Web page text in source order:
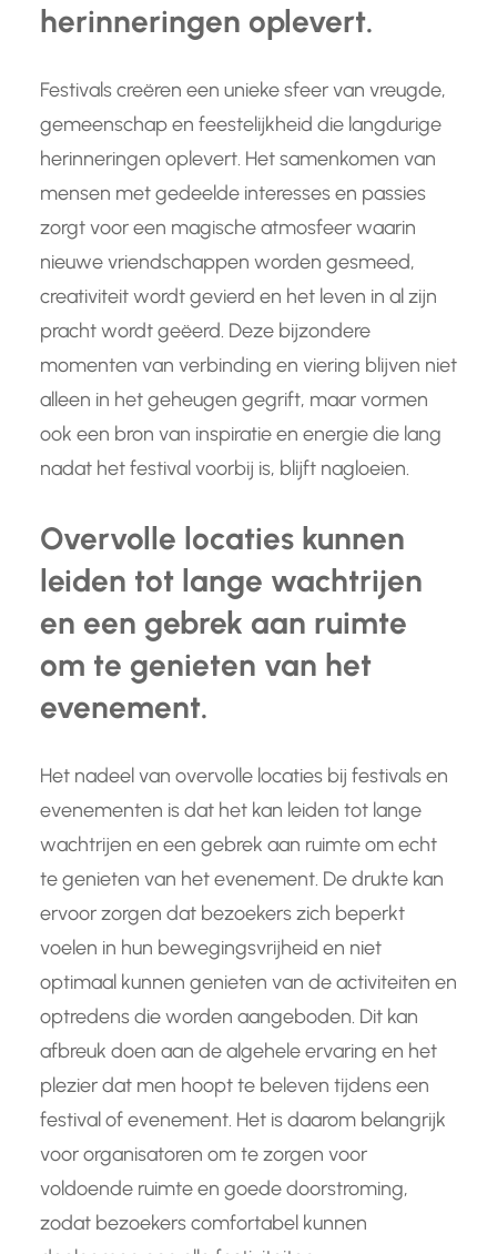
herinneringen oplevert.
Festivals creëren een unieke sfeer van vreugde,
gemeenschap en feestelijkheid die langdurige
herinneringen oplevert. Het samenkomen van
mensen met gedeelde interesses en passies
zorgt voor een magische atmosfeer waarin
nieuwe vriendschappen worden gesmeed,
creativiteit wordt gevierd en het leven in al zijn
pracht wordt geëerd. Deze bijzondere
momenten van verbinding en viering blijven niet
alleen in het geheugen gegrift, maar vormen
ook een bron van inspiratie en energie die lang
nadat het festival voorbij is, blijft nagloeien.
Overvolle locaties kunnen
leiden tot lange wachtrijen
en een gebrek aan ruimte
om te genieten van het
evenement.
Het nadeel van overvolle locaties bij festivals en
evenementen is dat het kan leiden tot lange
wachtrijen en een gebrek aan ruimte om echt
te genieten van het evenement. De drukte kan
ervoor zorgen dat bezoekers zich beperkt
voelen in hun bewegingsvrijheid en niet
optimaal kunnen genieten van de activiteiten en
optredens die worden aangeboden. Dit kan
afbreuk doen aan de algehele ervaring en het
plezier dat men hoopt te beleven tijdens een
festival of evenement. Het is daarom belangrijk
voor organisatoren om te zorgen voor
voldoende ruimte en goede doorstroming,
zodat bezoekers comfortabel kunnen